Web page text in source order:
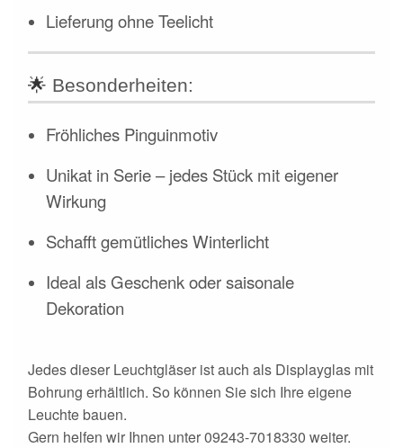
Lieferung ohne Teelicht
🌟 Besonderheiten:
Fröhliches Pinguinmotiv
Unikat in Serie – jedes Stück mit eigener
Wirkung
Schafft gemütliches Winterlicht
Ideal als Geschenk oder saisonale
Dekoration
Jedes dieser Leuchtgläser ist auch als Displayglas mit
Bohrung erhältlich. So können Sie sich Ihre eigene
Leuchte bauen.
Gern helfen wir Ihnen unter 09243-7018330 weiter.